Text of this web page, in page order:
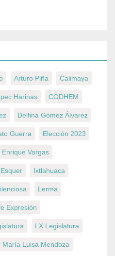
Arturo Piña Calimaya
Harinas CODHEM
Delfina Gómez Álvarez
Guerra Elección 2023
Enrique Vargas
Ixtlahuaca
Lerma
Expresión
LX Legislatura
María Luisa Mendoza